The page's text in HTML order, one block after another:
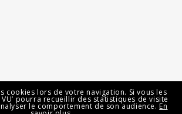
cookies lors de votre navigation. Si vous les
VU’ pourra recueillir des statistiques de visite
le comportement de son audience.En